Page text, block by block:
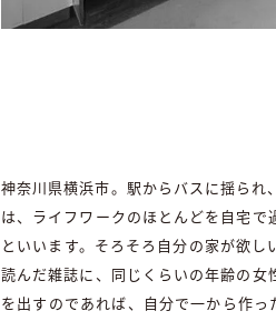
神奈川県横浜市。駅からバスに揺られ
は、ライフワークのほとんどを自宅
といいます。そろそろ自分の家が欲
読んだ雑誌に、同じくらいの年齢の
を出すのであれば、自分で一から作